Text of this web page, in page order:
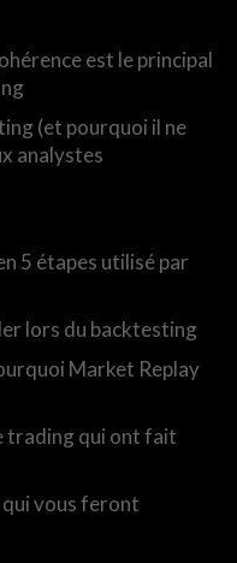
est le principal
(et pourquoi il ne
analystes
5 étapes utilisé par
lors du backtesting
Market Replay
trading qui ont fait
vous feront